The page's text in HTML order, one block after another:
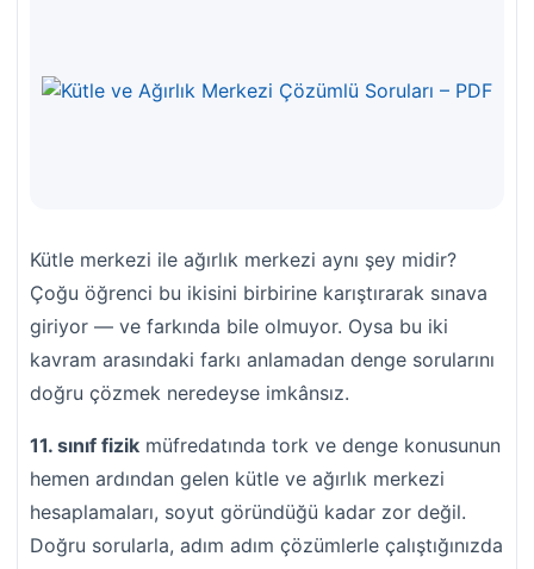
Kütle merkezi ile ağırlık merkezi aynı şey midir?
Çoğu öğrenci bu ikisini birbirine karıştırarak sınava
giriyor — ve farkında bile olmuyor. Oysa bu iki
kavram arasındaki farkı anlamadan denge sorularını
doğru çözmek neredeyse imkânsız.
11. sınıf fizik müfredatında tork ve denge konusunun
hemen ardından gelen kütle ve ağırlık merkezi
hesaplamaları, soyut göründüğü kadar zor değil.
Doğru sorularla, adım adım çözümlerle çalıştığınızda